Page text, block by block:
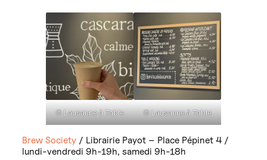
© Lausanne à Table © Lausanne à Table
Brew Society / Librairie Payot – Place Pépinet 4 /
lundi-vendredi 9h-19h, samedi 9h-18h